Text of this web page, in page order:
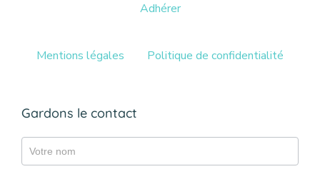
Adhérer
Mentions légales Politique de confidentialité
Gardons le contact
Gazette